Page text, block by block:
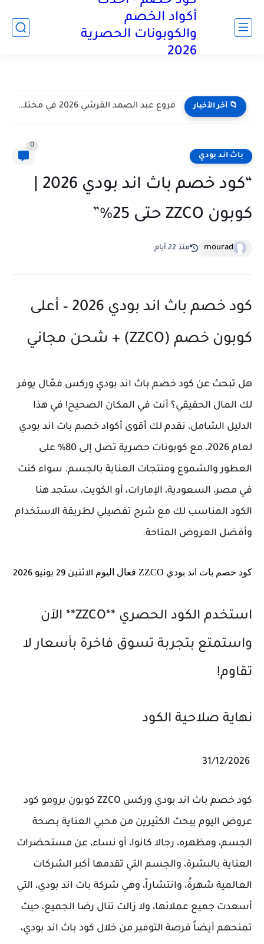
أكواد الخصم
والكوبونات الحصرية
2026
📁 آخر الأخبار كود خصم بلومنج وير 2026 كوبون 60% لمنتجات bloomingwear كوبونات
باث اند بودي
0
كوبون ZZCO حتى 25%”
mourad منذ 22 أيام
كود خصم باث اند بودي 2026 – أعلى
كوبون خصم (ZZCO) + شحن مجاني
هل تبحث عن كود خصم باث اند بودي وركس فعّال يوفر
لك المال الحقيقي؟ أنت في المكان الصحيح! في هذا
الدليل الشامل، نقدم لك أقوى أكواد خصم باث اند بودي
لعام 2026، مع كوبونات حصرية تصل إلى 80% على
العطور والشموع ومنتجات العناية بالجسم. سواء كنت
في مصر، السعودية، الإمارات، أو الكويت، ستجد هنا
الكود المناسب لك مع شرح تفصيلي لطريقة الاستخدام
وأفضل العروض المتاحة.
كود خصم باث اند بودي ZZCO فعال اليوم الاثنين 29 يونيو 2026
استخدم الكود الحصري **ZZCO** الآن
واستمتع بتجربة تسوق فاخرة بأسعار لا
تقاوم!
نهاية صلاحية الكود
كود خصم باث اند بودي وركس ZZCO كوبون برومو كود
عروض اليوم يبحث الكثيرين من محبي العناية بصحة
الجسم، ومظهره، رجالا كانوا، أو نساء، عن مستحضرات
العناية بالبشرة، والجسم التي تقدمها أكبر الشركات
العالمية شهرةً، وانتشاراً، وهي شركة باث اند بودي، التي
أسعدت جميع عملائها، ولا زالت تنال رضا الجميع، حيث
تمنحهم أيضاً فرصة التوفير من خلال كود باث اند بودي،